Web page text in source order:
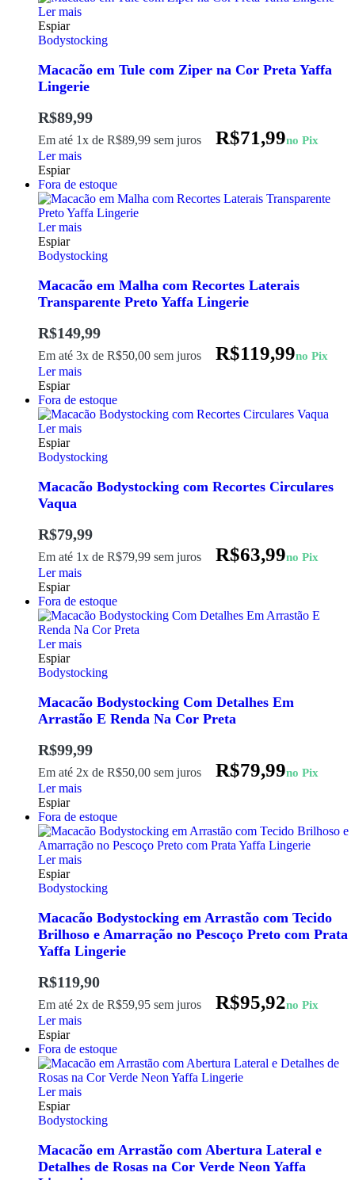
Ler mais
Espiar
Bodystocking
Macacão em Tule com Ziper na Cor Preta Yaffa
Lingerie
R$89,99
Em até 1x de R$89,99 sem juros R$71,99no Pix
Ler mais
Espiar
Fora de estoque
Ler mais
Espiar
Bodystocking
Macacão em Malha com Recortes Laterais
Transparente Preto Yaffa Lingerie
R$149,99
Em até 3x de R$50,00 sem juros R$119,99no Pix
Ler mais
Espiar
Fora de estoque
Ler mais
Espiar
Bodystocking
Macacão Bodystocking com Recortes Circulares
Vaqua
R$79,99
Em até 1x de R$79,99 sem juros R$63,99no Pix
Ler mais
Espiar
Fora de estoque
Ler mais
Espiar
Bodystocking
Macacão Bodystocking Com Detalhes Em
Arrastão E Renda Na Cor Preta
R$99,99
Em até 2x de R$50,00 sem juros R$79,99no Pix
Ler mais
Espiar
Fora de estoque
Ler mais
Espiar
Bodystocking
Macacão Bodystocking em Arrastão com Tecido
Brilhoso e Amarração no Pescoço Preto com Prata
Yaffa Lingerie
R$119,90
Em até 2x de R$59,95 sem juros R$95,92no Pix
Ler mais
Espiar
Fora de estoque
Ler mais
Espiar
Bodystocking
Macacão em Arrastão com Abertura Lateral e
Detalhes de Rosas na Cor Verde Neon Yaffa